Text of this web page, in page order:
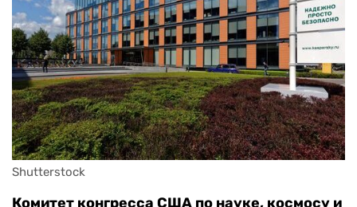
Shutterstock
Комитет конгресса США по науке, космосу и